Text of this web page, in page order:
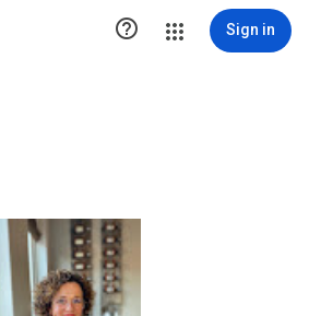
 Sign in